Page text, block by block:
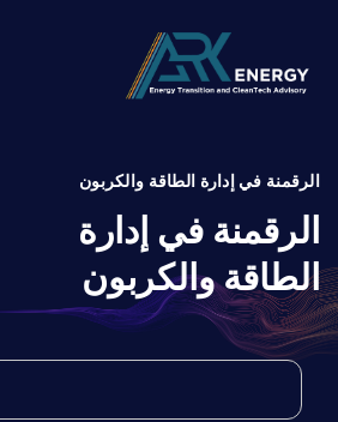
الرقمنة في إدارة الطاقة والكربون
الرقمنة في إدارة
الطاقة والكربون